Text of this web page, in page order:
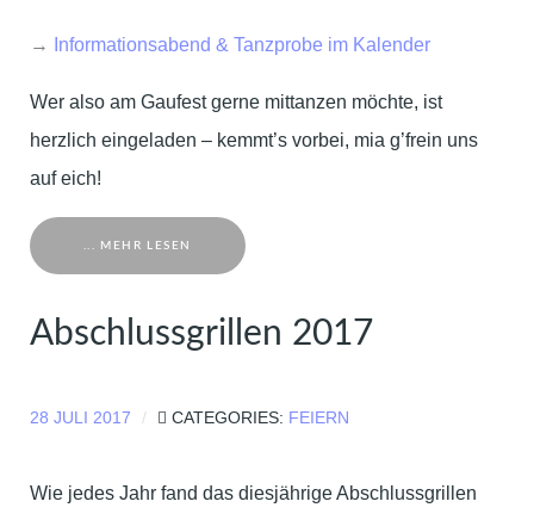
→ Informationsabend & Tanzprobe im Kalender
Wer also am Gaufest gerne mittanzen möchte, ist
herzlich eingeladen – kemmt’s vorbei, mia g’frein uns
auf eich!
... MEHR LESEN
Abschlussgrillen 2017
28 JULI 2017 CATEGORIES: FEIERN
Wie jedes Jahr fand das diesjährige Abschlussgrillen